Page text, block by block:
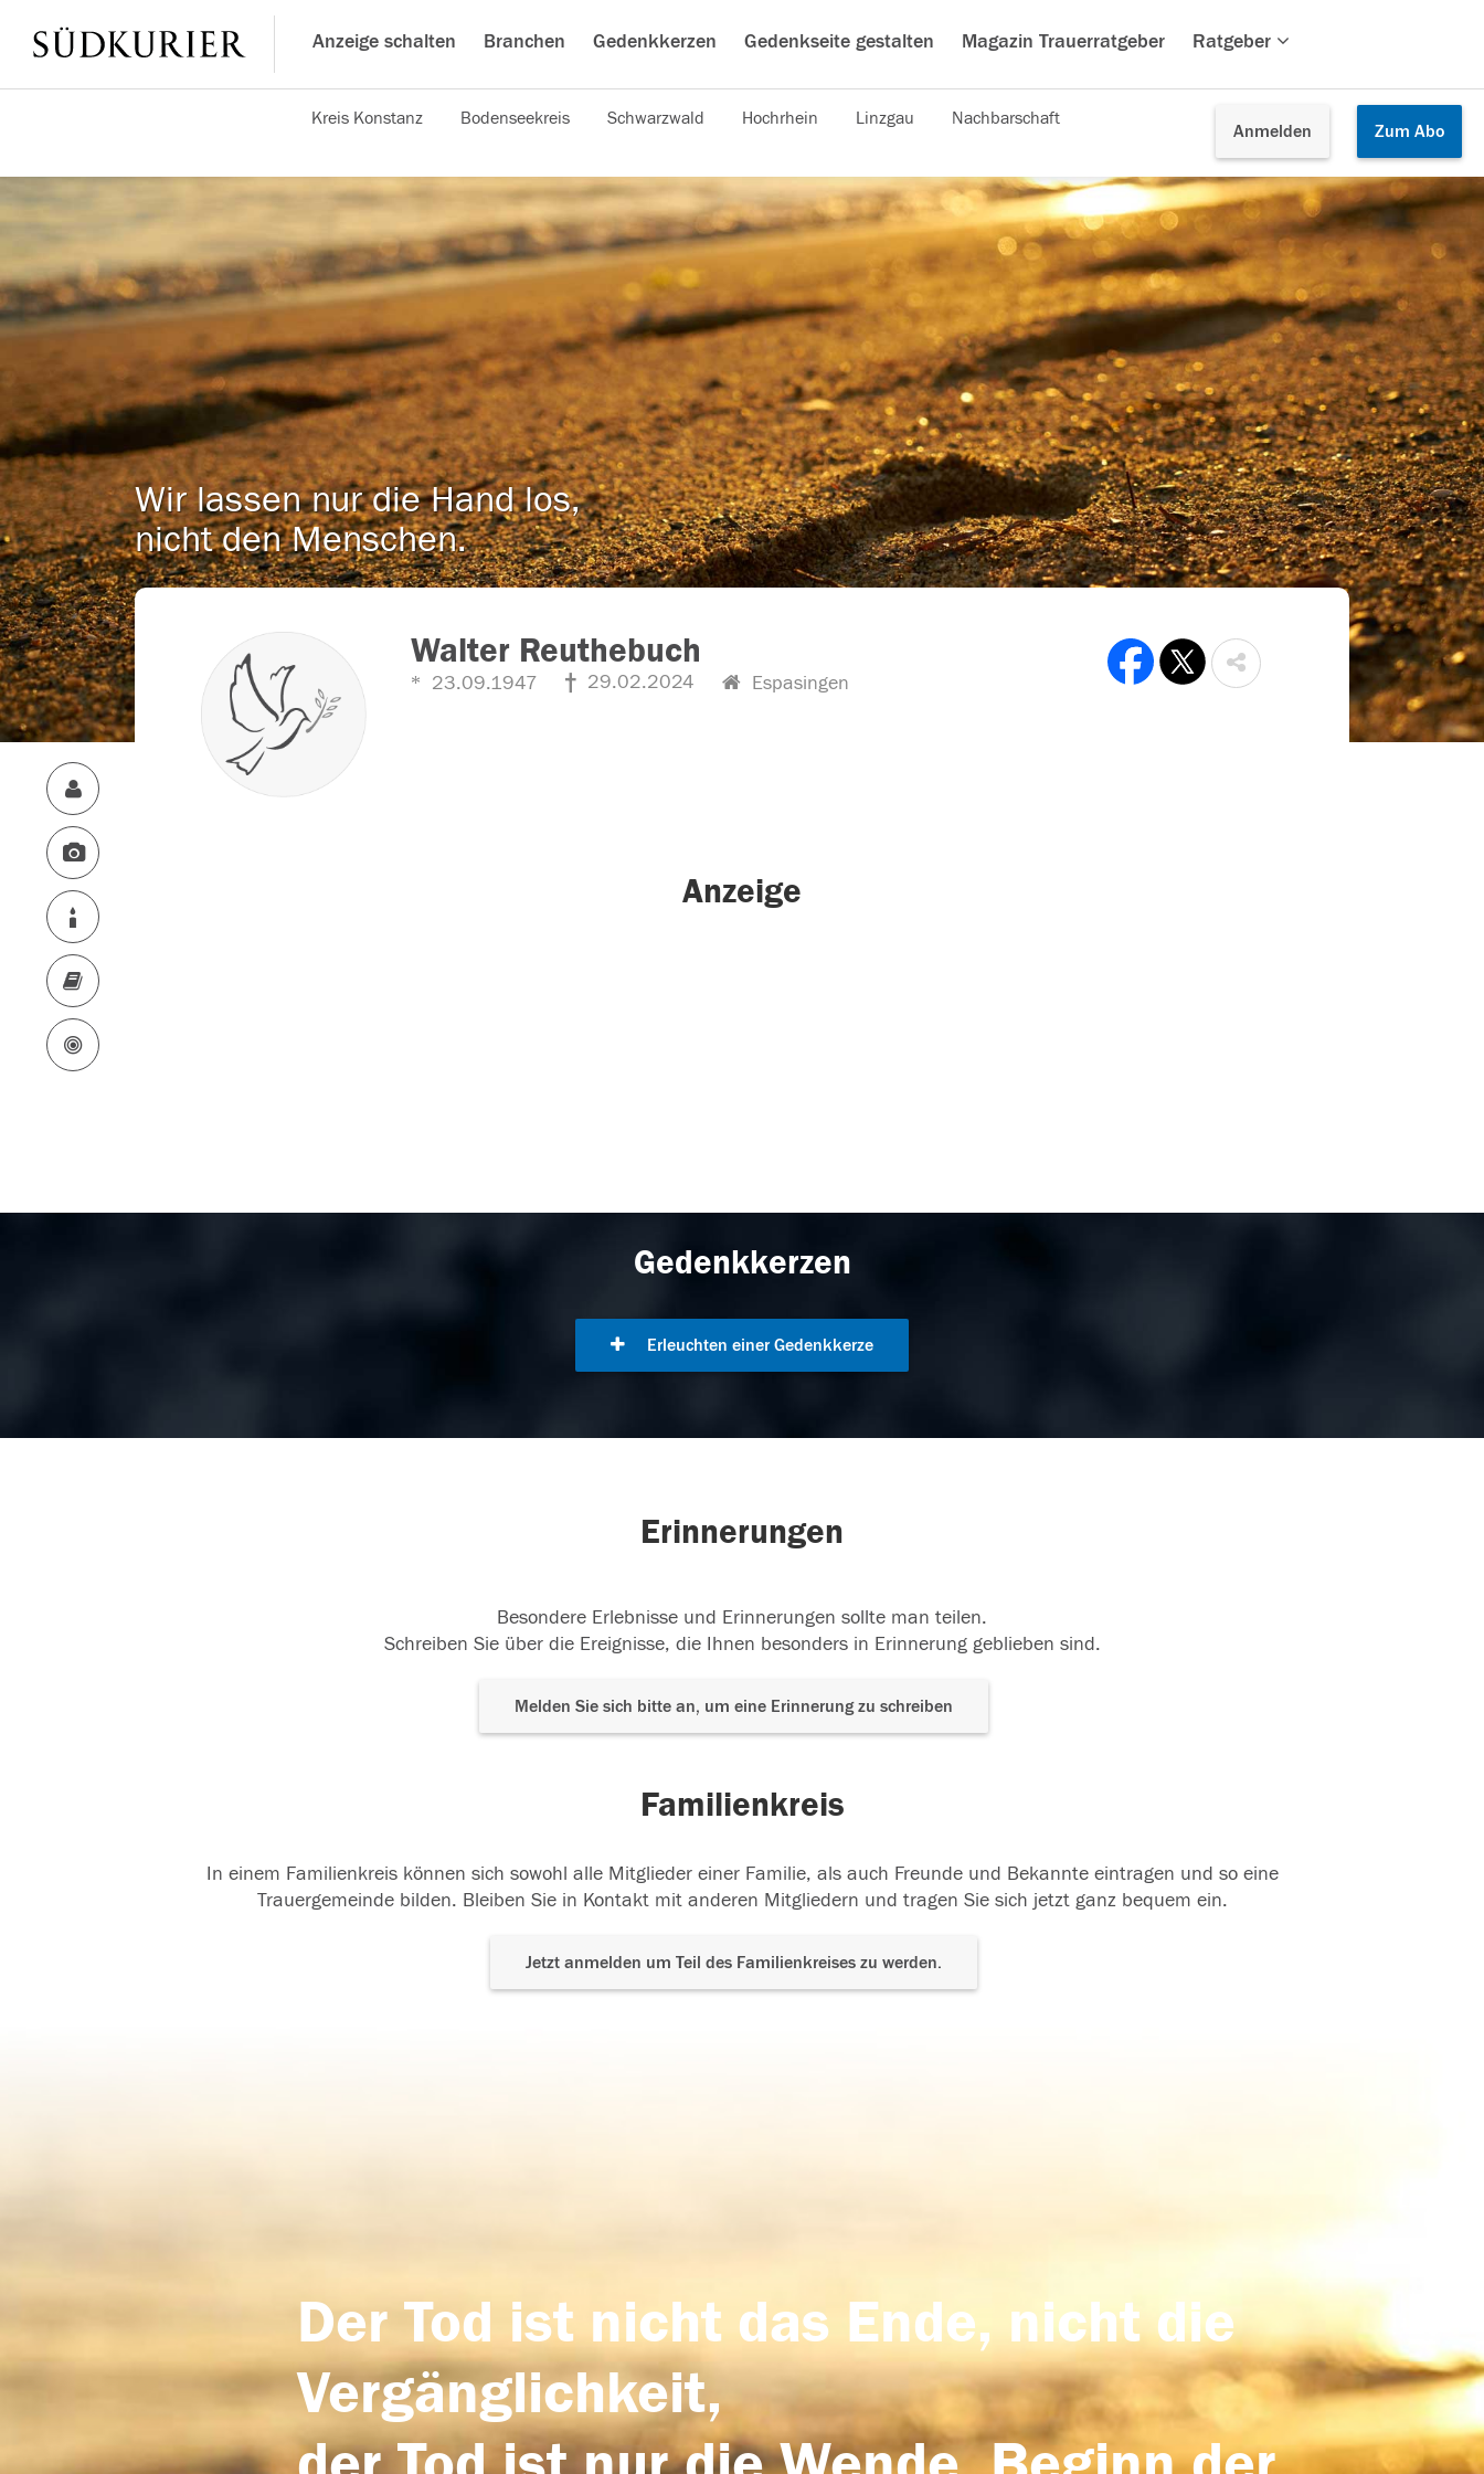
Anzeige schalten Branchen Gedenkkerzen Gedenkseite gestalten Magazin Trauerratgeber Ratgeber
Anmelden Zum Abo
Kreis Konstanz Bodenseekreis Schwarzwald Hochrhein Linzgau Nachbarschaft
Wir lassen nur die Hand los,
nicht den Menschen.
Walter Reuthebuch
23.09.1947 29.02.2024 Espasingen
Anzeige
Gedenkkerzen
Erleuchten einer Gedenkkerze
Erinnerungen
Besondere Erlebnisse und Erinnerungen sollte man teilen.
Schreiben Sie über die Ereignisse, die Ihnen besonders in Erinnerung geblieben sind.
Melden Sie sich bitte an, um eine Erinnerung zu schreiben
Familienkreis
In einem Familienkreis können sich sowohl alle Mitglieder einer Familie, als auch Freunde und Bekannte eintragen und so eine
Trauergemeinde bilden. Bleiben Sie in Kontakt mit anderen Mitgliedern und tragen Sie sich jetzt ganz bequem ein.
Jetzt anmelden um Teil des Familienkreises zu werden.
Der Tod ist nicht das Ende, nicht die
Vergänglichkeit,